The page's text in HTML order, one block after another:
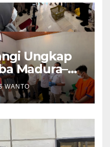
Ungkap
Madura–
WANTO